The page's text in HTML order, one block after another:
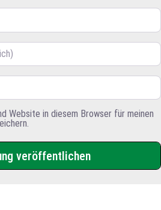
Website in diesem Browser für meinen